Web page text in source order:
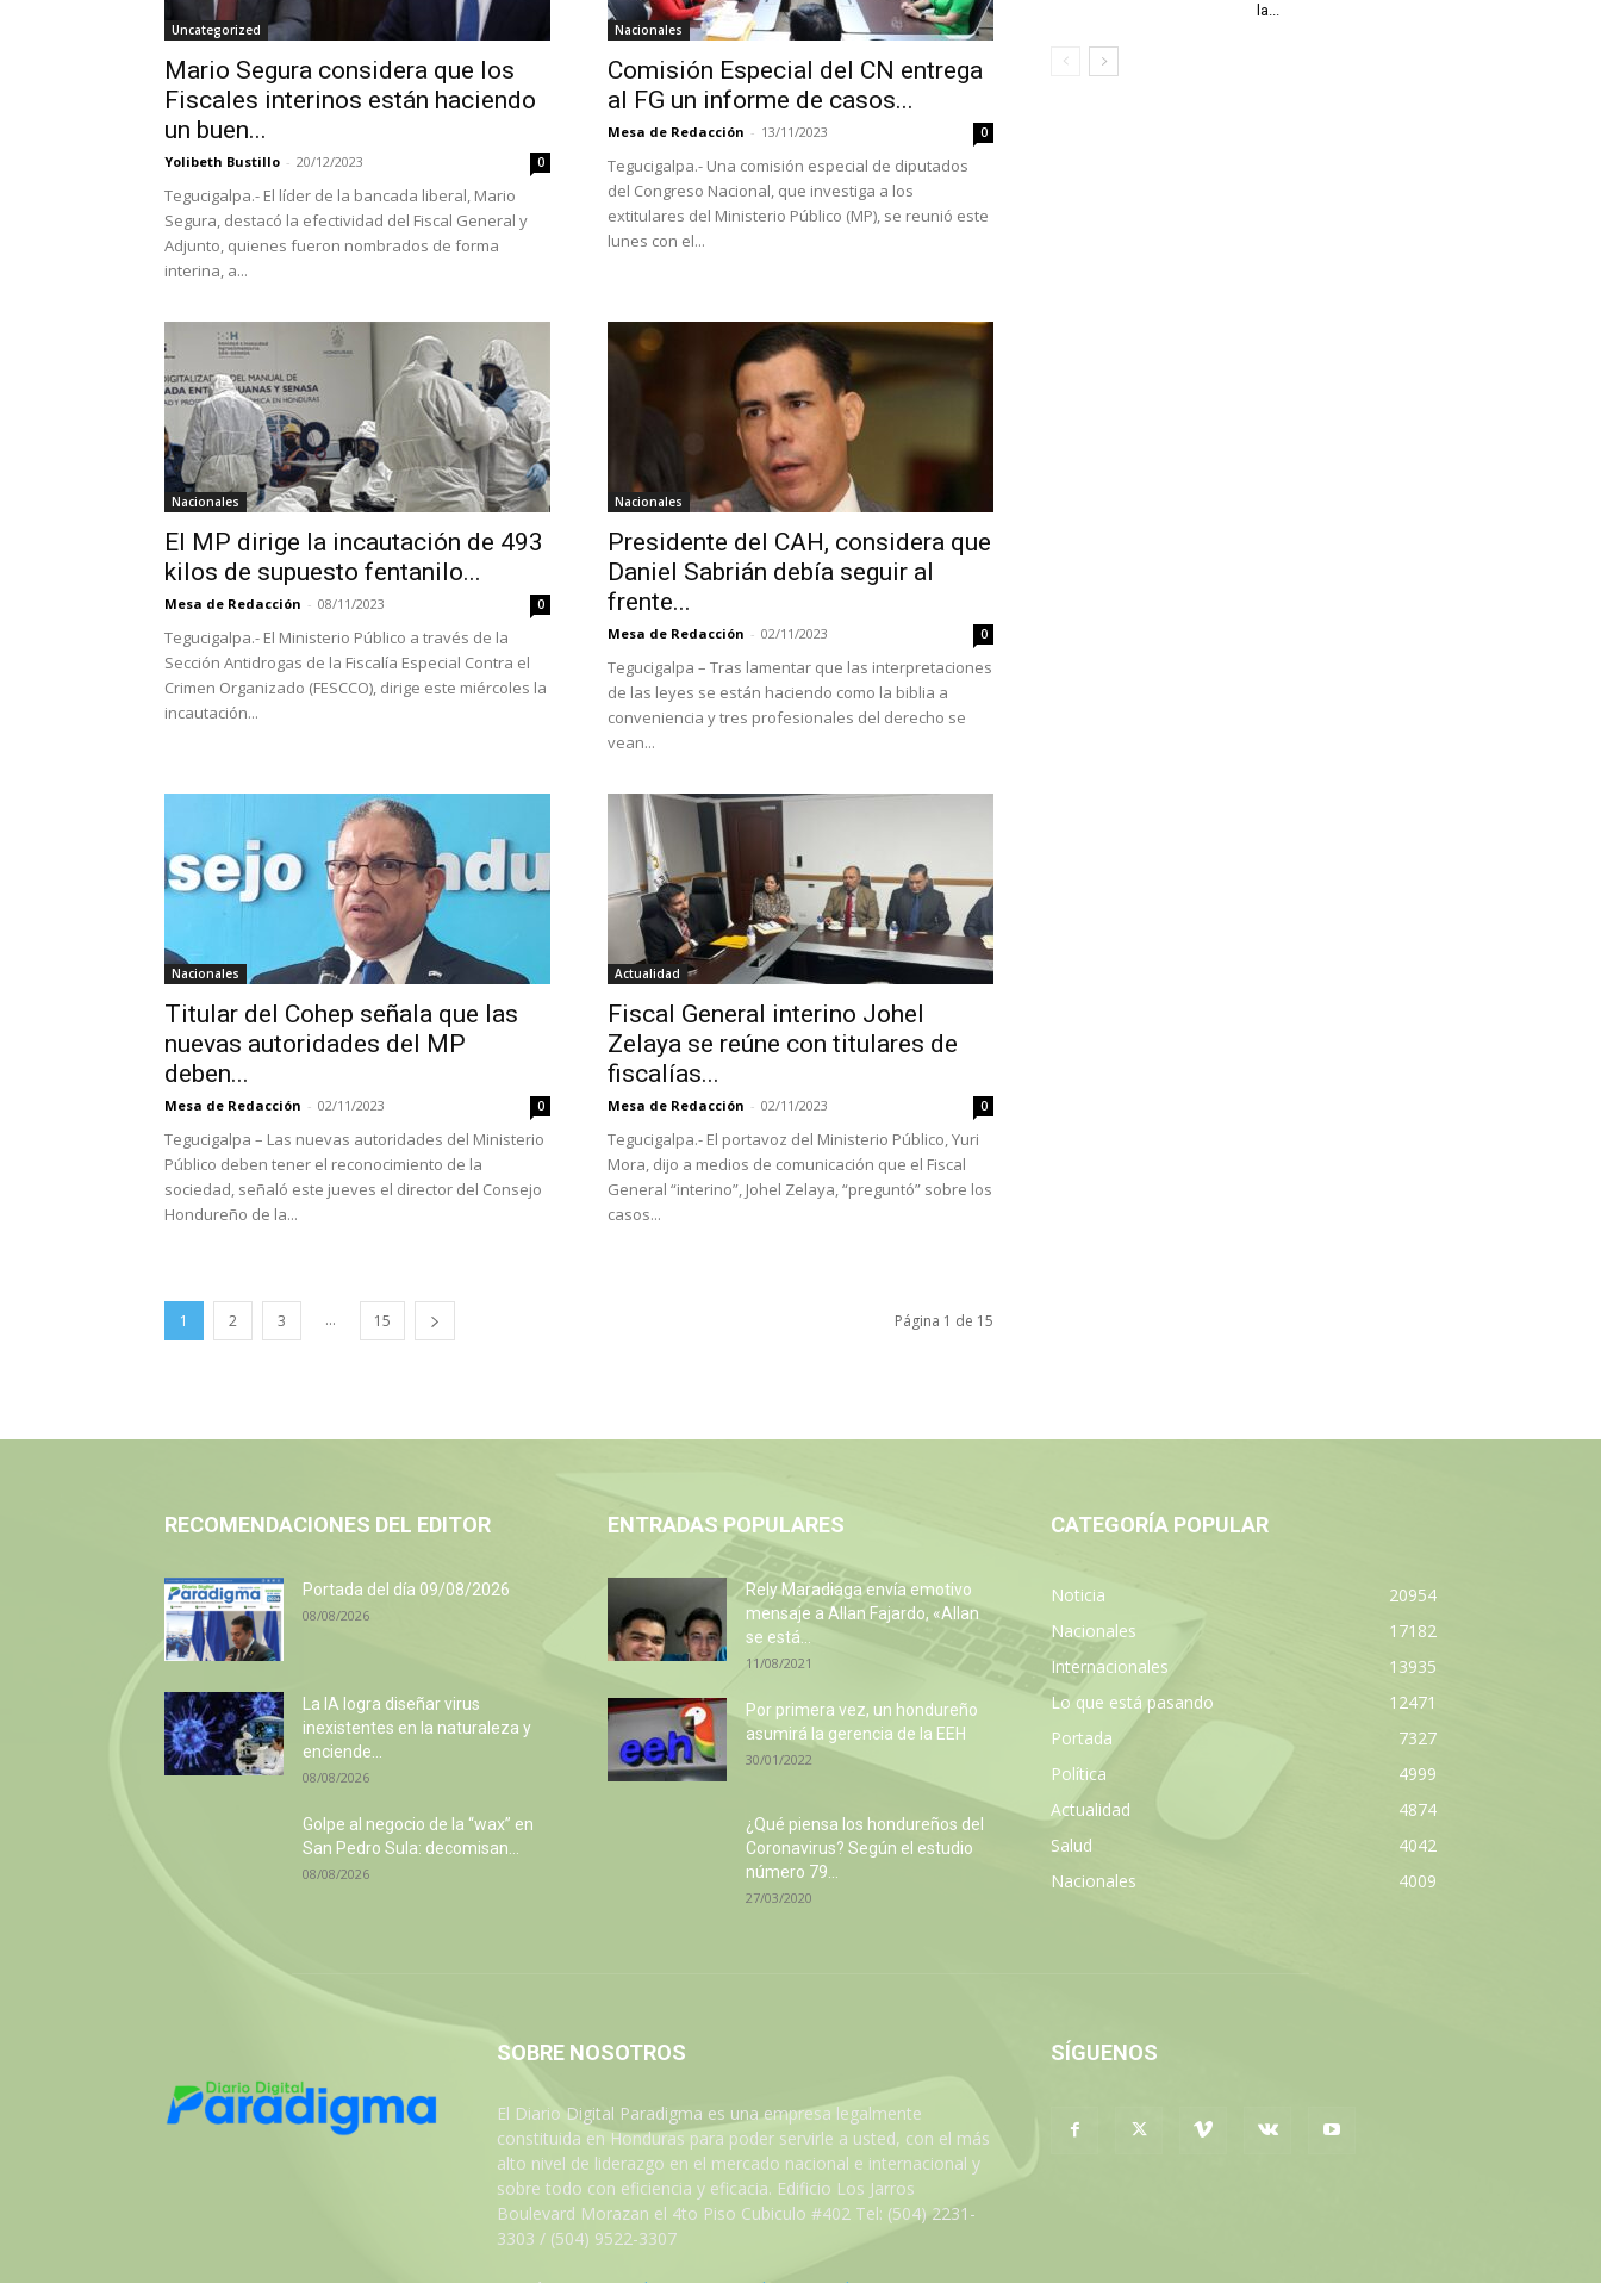
Uncategorized
Mario Segura considera que los
Fiscales interinos están haciendo
un buen...
Yolibeth Bustillo - 20/12/2023 0
Tegucigalpa.- El líder de la bancada liberal, Mario
Segura, destacó la efectividad del Fiscal General y
Adjunto, quienes fueron nombrados de forma
interina, a...
Nacionales
Comisión Especial del CN entrega
al FG un informe de casos...
Mesa de Redacción - 13/11/2023 0
Tegucigalpa.- Una comisión especial de diputados
del Congreso Nacional, que investiga a los
extitulares del Ministerio Público (MP), se reunió este
lunes con el...
Nacionales
El MP dirige la incautación de 493
kilos de supuesto fentanilo...
Mesa de Redacción - 08/11/2023 0
Tegucigalpa.- El Ministerio Público a través de la
Sección Antidrogas de la Fiscalía Especial Contra el
Crimen Organizado (FESCCO), dirige este miércoles la
incautación...
Nacionales
Presidente del CAH, considera que
Daniel Sabrián debía seguir al
frente...
Mesa de Redacción - 02/11/2023 0
Tegucigalpa – Tras lamentar que las interpretaciones
de las leyes se están haciendo como la biblia a
conveniencia y tres profesionales del derecho se
vean...
Nacionales
Titular del Cohep señala que las
nuevas autoridades del MP
deben...
Mesa de Redacción - 02/11/2023 0
Tegucigalpa – Las nuevas autoridades del Ministerio
Público deben tener el reconocimiento de la
sociedad, señaló este jueves el director del Consejo
Hondureño de la...
Actualidad
Fiscal General interino Johel
Zelaya se reúne con titulares de
fiscalías...
Mesa de Redacción - 02/11/2023 0
Tegucigalpa.- El portavoz del Ministerio Público, Yuri
Mora, dijo a medios de comunicación que el Fiscal
General “interino”, Johel Zelaya, “preguntó” sobre los
casos...
1 2 3 ... 15 Página 1 de 15
la...
RECOMENDACIONES DEL EDITOR
Portada del día 09/08/2026
08/08/2026
La IA logra diseñar virus
inexistentes en la naturaleza y
enciende...
08/08/2026
Golpe al negocio de la “wax” en
San Pedro Sula: decomisan...
08/08/2026
ENTRADAS POPULARES
Rely Maradiaga envía emotivo
mensaje a Allan Fajardo, «Allan
se está...
11/08/2021
Por primera vez, un hondureño
asumirá la gerencia de la EEH
30/01/2022
¿Qué piensa los hondureños del
Coronavirus? Según el estudio
número 79...
27/03/2020
CATEGORÍA POPULAR
Noticia
20954
Nacionales
17182
Internacionales
13935
Lo que está pasando
12471
Portada
7327
Política
4999
Actualidad
4874
Salud
4042
Nacionales
4009
SOBRE NOSOTROS
El Diario Digital Paradigma es una empresa legalmente
constituida en Honduras para poder servirle a usted, con el más
alto nivel de liderazgo en el mercado nacional e internacional y
sobre todo con eficiencia y eficacia. Edificio Los Jarros
Boulevard Morazan el 4to Piso Cubiculo #402 Tel: (504) 2231-
3303 / (504) 9522-3307
SÍGUENOS